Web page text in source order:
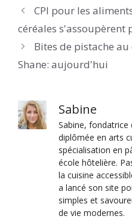
CPI pour les
céréales s'assoupèrent
Bites de pistache
Shane: aujourd'hui
Sabine
Sabine, fondatrice
diplômée en arts
spécialisation en
école hôtelière.
la cuisine
a lancé son site
simples et
de vie modernes.